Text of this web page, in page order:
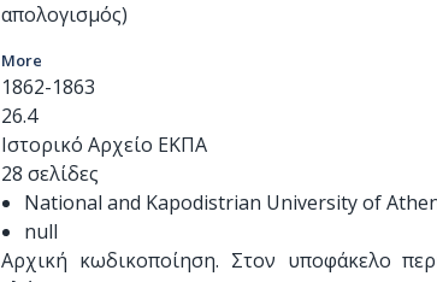
απολογισμός)
More
1862-1863
26.4
Ιστορικό Αρχείο ΕΚΠΑ
28 σελίδες
National and Kapodistrian University of
null
Αρχική κωδικοποίηση. Στον υποφάκελο